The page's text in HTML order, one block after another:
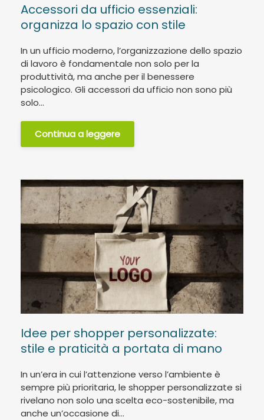
Accessori da ufficio essenziali:
organizza lo spazio con stile
In un ufficio moderno, l’organizzazione dello spazio
di lavoro è fondamentale non solo per la
produttività, ma anche per il benessere
psicologico. Gli accessori da ufficio non sono più
solo...
Continua a leggere
Idee per shopper personalizzate:
stile e praticità a portata di mano
In un’era in cui l’attenzione verso l’ambiente è
sempre più prioritaria, le shopper personalizzate si
rivelano non solo una scelta eco-sostenibile, ma
anche un’occasione di...